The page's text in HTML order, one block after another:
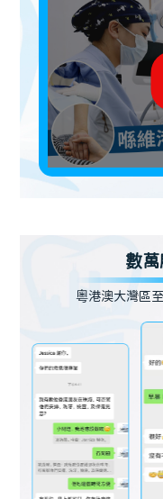
數
粵港澳大灣區